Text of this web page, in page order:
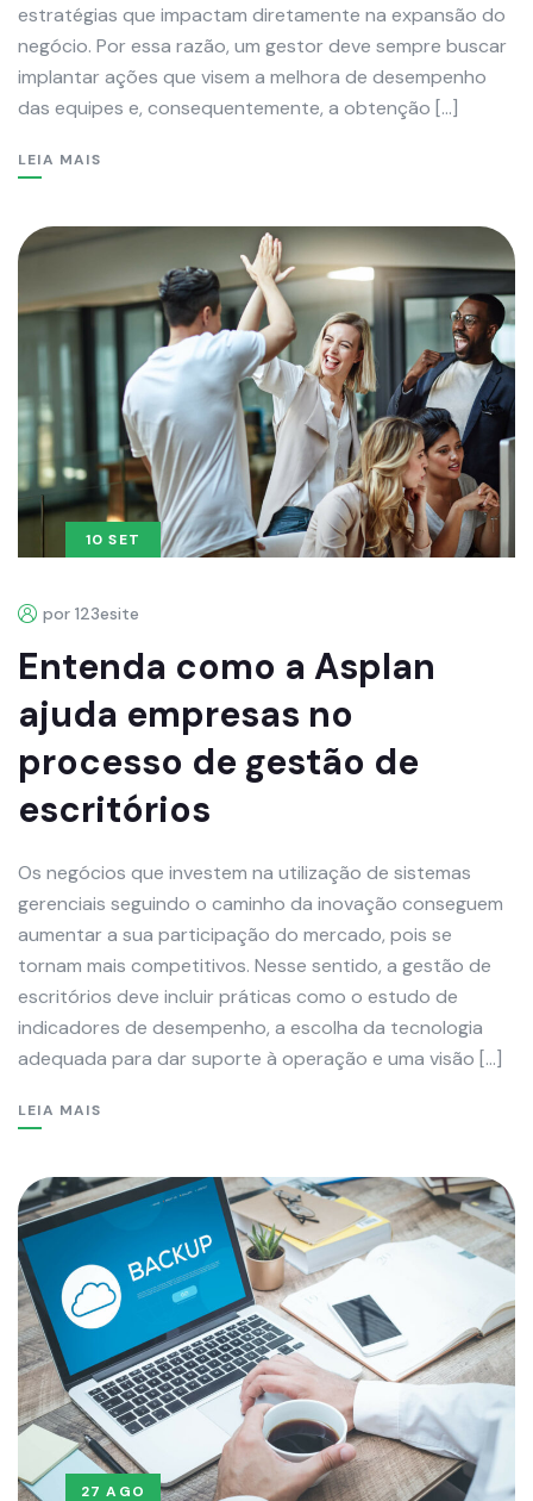
estratégias que impactam diretamente na expansão do
negócio. Por essa razão, um gestor deve sempre buscar
implantar ações que visem a melhora de desempenho
das equipes e, consequentemente, a obtenção […]
LEIA MAIS
10 SET
por 123esite
Entenda como a Asplan
ajuda empresas no
processo de gestão de
escritórios
Os negócios que investem na utilização de sistemas
gerenciais seguindo o caminho da inovação conseguem
aumentar a sua participação do mercado, pois se
tornam mais competitivos. Nesse sentido, a gestão de
escritórios deve incluir práticas como o estudo de
indicadores de desempenho, a escolha da tecnologia
adequada para dar suporte à operação e uma visão […]
LEIA MAIS
27 AGO